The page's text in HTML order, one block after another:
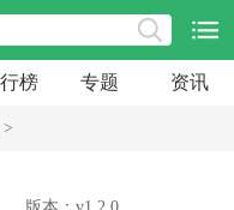
榜 专题 资讯
>